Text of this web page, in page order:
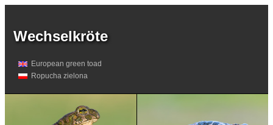
Wechselkröte
European green toad
Ropucha zielona